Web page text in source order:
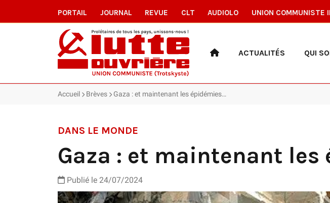
PORTAIL JOURNAL REVUE CLT AUDIOLO UNION COMMUNISTE
ACTUALITÉS QUI
Accueil Brèves Gaza : et maintenant les épidémies…
DANS LE MONDE
Gaza : et maintenant les
Publié le 24/07/2024